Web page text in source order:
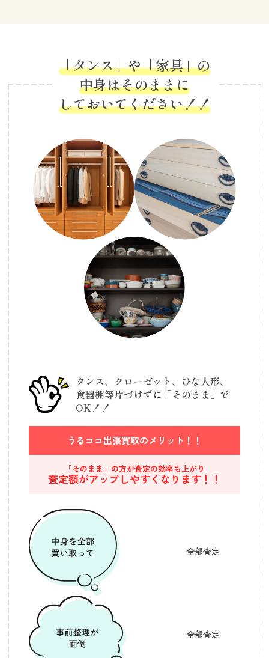
「タンス」や「家具」の
中身はそのままに
しておいてください！！
タンス、クローゼット、ひな人形、
食器棚等片づけずに「そのまま」で
OK！！
うるココ出張買取のメリット！！
「そのまま」の方が査定の効率も上がり
査定額がアップしやすくなります！！
全部査定
全部査定